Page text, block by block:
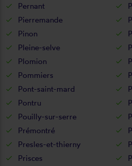
Pernant
Pierremande
Pinon
Pleine-selve
Plomion
Pommiers
Pont-saint-mard
Pontru
Pouilly-sur-serre
Prémontré
Presles-et-thierny
Prisces